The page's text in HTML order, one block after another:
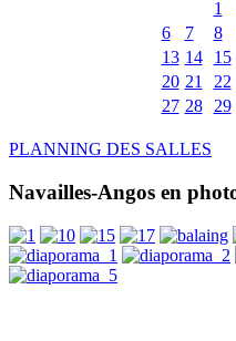
1
6
7 8
13 14 15
20 21 22
27 28 29
PLANNING DES SALLES
Navailles-Angos en